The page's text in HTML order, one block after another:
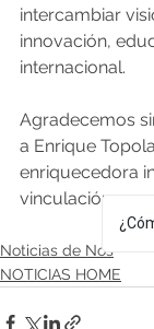
intercambiar
innovación,
internacional.
Agradecemos
a Enrique
enriquecedora
vinculación.
Noticias de Nos
NOTICIAS HOME